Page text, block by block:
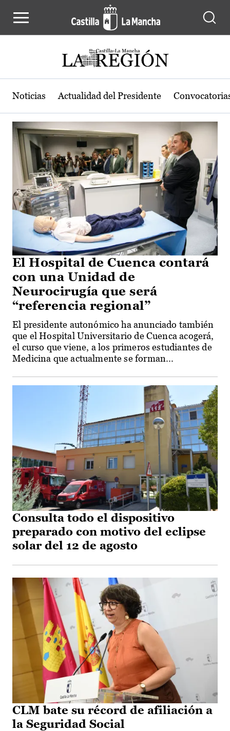
Actualidad de la región de Castilla-
Noticias Actualidad del Presidente
El Hospital de Cuenca contará
con una Unidad de
Neurocirugía que será
“referencia regional”
El presidente autonómico ha anunciado también
que el Hospital Universitario de Cuenca acogerá,
el curso que viene, a los primeros estudiantes de
Medicina que actualmente se forman...
Consulta todo el dispositivo
preparado con motivo del eclipse
solar del 12 de agosto
CLM bate su récord de afiliación a
la Seguridad Social